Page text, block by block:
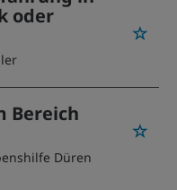
oder
Bereich
Düren